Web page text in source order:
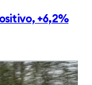
+6,2%